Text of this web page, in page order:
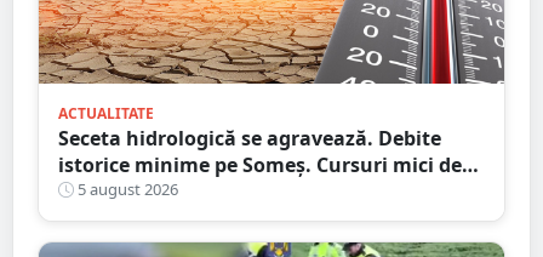
ACTUALITATE
Seceta hidrologică se agravează. Debite
istorice minime pe Someș. Cursuri mici de
ape au secat
5 august 2026